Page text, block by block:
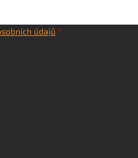
údajů